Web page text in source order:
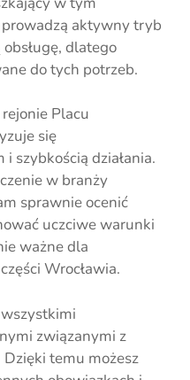
aktywny tryb
dlatego
do tych potrzeb.
Placu
się
szybkością działania.
w branży
sprawnie ocenić
uczciwe warunki
ważne dla
Wrocławia.
związanymi z
temu możesz